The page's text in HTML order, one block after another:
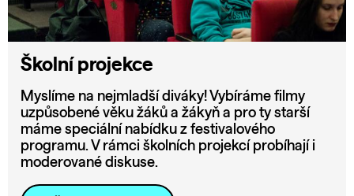
Školní projekce
Myslíme na nejmladší diváky! Vybíráme filmy
uzpůsobené věku žáků a žákyň a pro ty starší
máme speciální nabídku z festivalového
programu. V rámci školních projekcí probíhají i
moderované diskuse.